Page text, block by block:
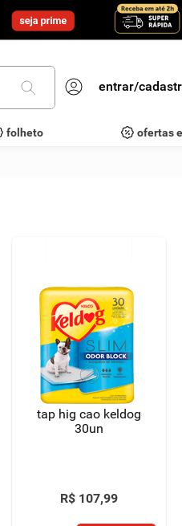
entrar/
folheto ofertas
tap hig cao keldog
30un
R$ 107,99